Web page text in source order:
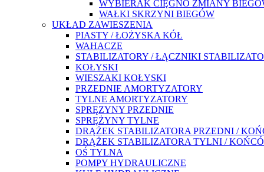
WYBIERAK CIĘGNO ZMIANY
WAŁKI SKRZYNI BIEGÓW
UKŁAD ZAWIESZENIA
PIASTY / ŁOŻYSKA KÓŁ
WAHACZE
STABILIZATORY / ŁĄCZNIKI
KOŁYSKI
WIESZAKI KOŁYSKI
PRZEDNIE AMORTYZATORY
TYLNE AMORTYZATORY
SPRĘZYNY PRZEDNIE
SPRĘŻYNY TYLNE
DRĄŻEK STABILIZATORA PRZEDNI /
DRĄŻEK STABILIZATORA TYLNI /
OŚ TYLNA
POMPY HYDRAULICZNE